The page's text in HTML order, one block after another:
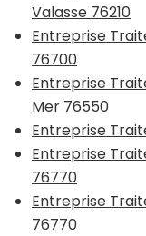
Valasse 76210
Entreprise
76700
Entreprise
Mer 76550
Entreprise
Entreprise
76770
Entreprise
76770